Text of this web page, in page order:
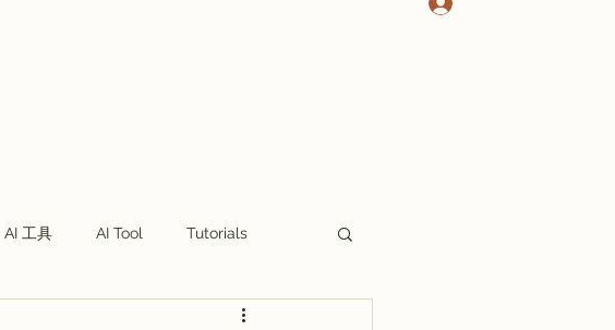
AI 工具 AI Tool Tutorials
灵感库